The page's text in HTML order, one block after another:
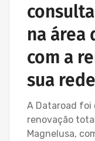
na área
com a
sua
A Dataroad foi
renovação
Magnelusa,